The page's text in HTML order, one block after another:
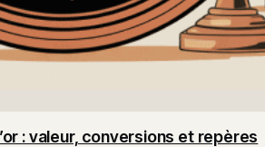
: valeur, conversions et repères